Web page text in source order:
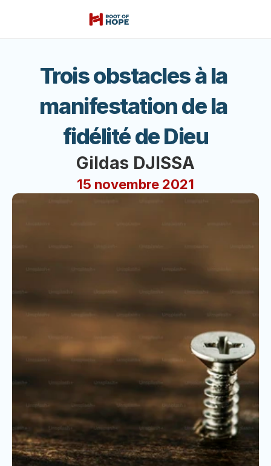
Trois obstacles à la
manifestation de la
fidélité de Dieu
Gildas DJISSA
15 novembre 2021